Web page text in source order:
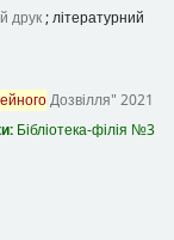
друк; літературний
Дозвілля" 2021
Бібліотека-філія №3